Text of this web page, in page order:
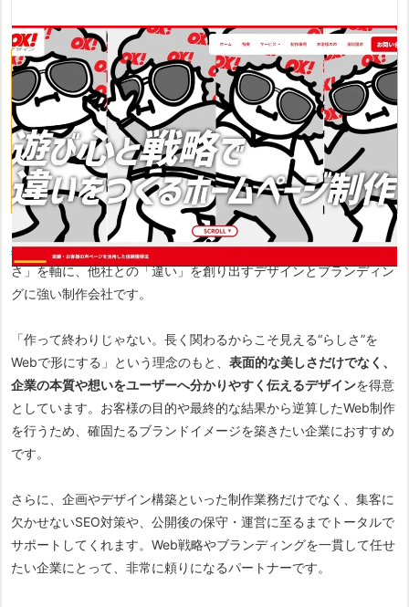
おすすめポイント
・企業や事業の「らしさ」を引き出すデザインとブランディ
ングに強み
・目的や結果から逆算したWeb制作で「違い」をつくる
・企画からSEO対策、保守・管理までトータルサポート
株式会社ええやん（OKデザイン事業部）は、会社や事業の「らし
さ」を軸に、他社との「違い」を創り出すデザインとブランディン
グに強い制作会社です。
「作って終わりじゃない。長く関わるからこそ見える“らしさ”を
Webで形にする」という理念のもと、 表面的な美しさだけでなく、
企業の本質や想いをユーザーへ分かりやすく伝えるデザインを得意
としています。お客様の目的や最終的な結果から逆算したWeb制作
を行うため、確固たるブランドイメージを築きたい企業におすすめ
です。
さらに、企画やデザイン構築といった制作業務だけでなく、集客に
欠かせないSEO対策や、公開後の保守・運営に至るまでトータルで
サポートしてくれます。Web戦略やブランディングを一貫して任せ
たい企業にとって、非常に頼りになるパートナーです。